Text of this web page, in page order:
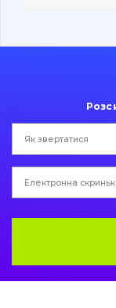
Болти, гайки і
Коронки, зуби,
Подушки
Пальці та Втулки
написати
листа